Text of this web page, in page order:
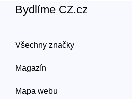
Bydlíme CZ.cz
Všechny značky
Magazín
Mapa webu